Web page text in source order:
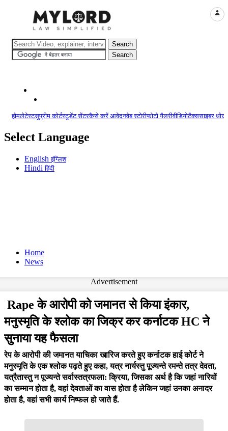
होमलेटेस्टसुप्रीम कोर्टस्टूडेंट सेंटरकैसे करें आवेदनवेब स्टोरीफोटो गैलरीवीडियोटैक्ससाइबर
Select Language
Englishइंग्लिश
Hindiहिंदी
Home
News
Advertisement
Rape के आरोपी को जमानत से किया इंकार,
मनुस्मृति के श्लोक का जिक्र कर कर्नाटक HC ने
सुनाया यह फैसला
रेप के आरोपी की जमानत याचिका खारिज करते हुए कर्नाटक हाई कोर्ट ने
मनुस्मृति के एक श्लोक पढ़ते हुए कहा, यत्र नार्यस्तु पूज्यन्ते रमन्ते तत्र देवता,
यत्रैतास्तु न पूज्यन्ते सर्वास्तत्रफला: क्रिया, जिसका अर्थ है कि जहां नारियों
का सम्मान होता है, वहां देवताओं का वास होता है लेकिन जहां उनका अनादर
होता है, वहां सभी कार्य निष्फल हो जाते हैं.